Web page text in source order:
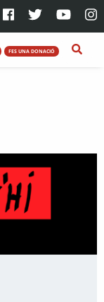
FES UNA DONACIÓ